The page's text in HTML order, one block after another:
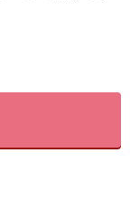
けではありませ
ていくので、色
利点がありま